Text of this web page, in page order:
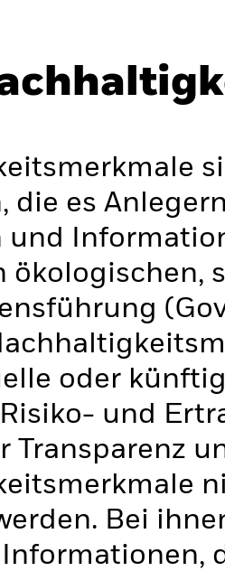
die es
und
ökologischen,
oder
und
Transparenz
Bei